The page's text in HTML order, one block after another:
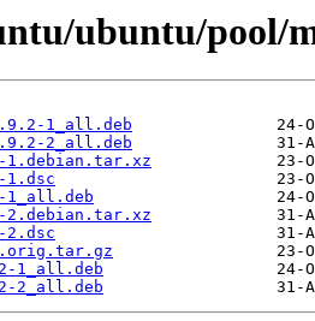
ubuntu/pool/
1_all.deb
2_all.deb
1.debian.tar.xz
1.dsc
1_all.deb
2.debian.tar.xz
2.dsc
1_all.deb
2_all.deb